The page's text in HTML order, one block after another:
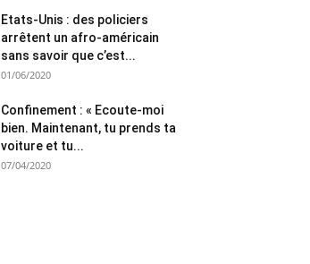
Etats-Unis : des policiers
arrêtent un afro-américain
sans savoir que c’est...
01/06/2020
Confinement : « Ecoute-moi
bien. Maintenant, tu prends ta
voiture et tu...
07/04/2020